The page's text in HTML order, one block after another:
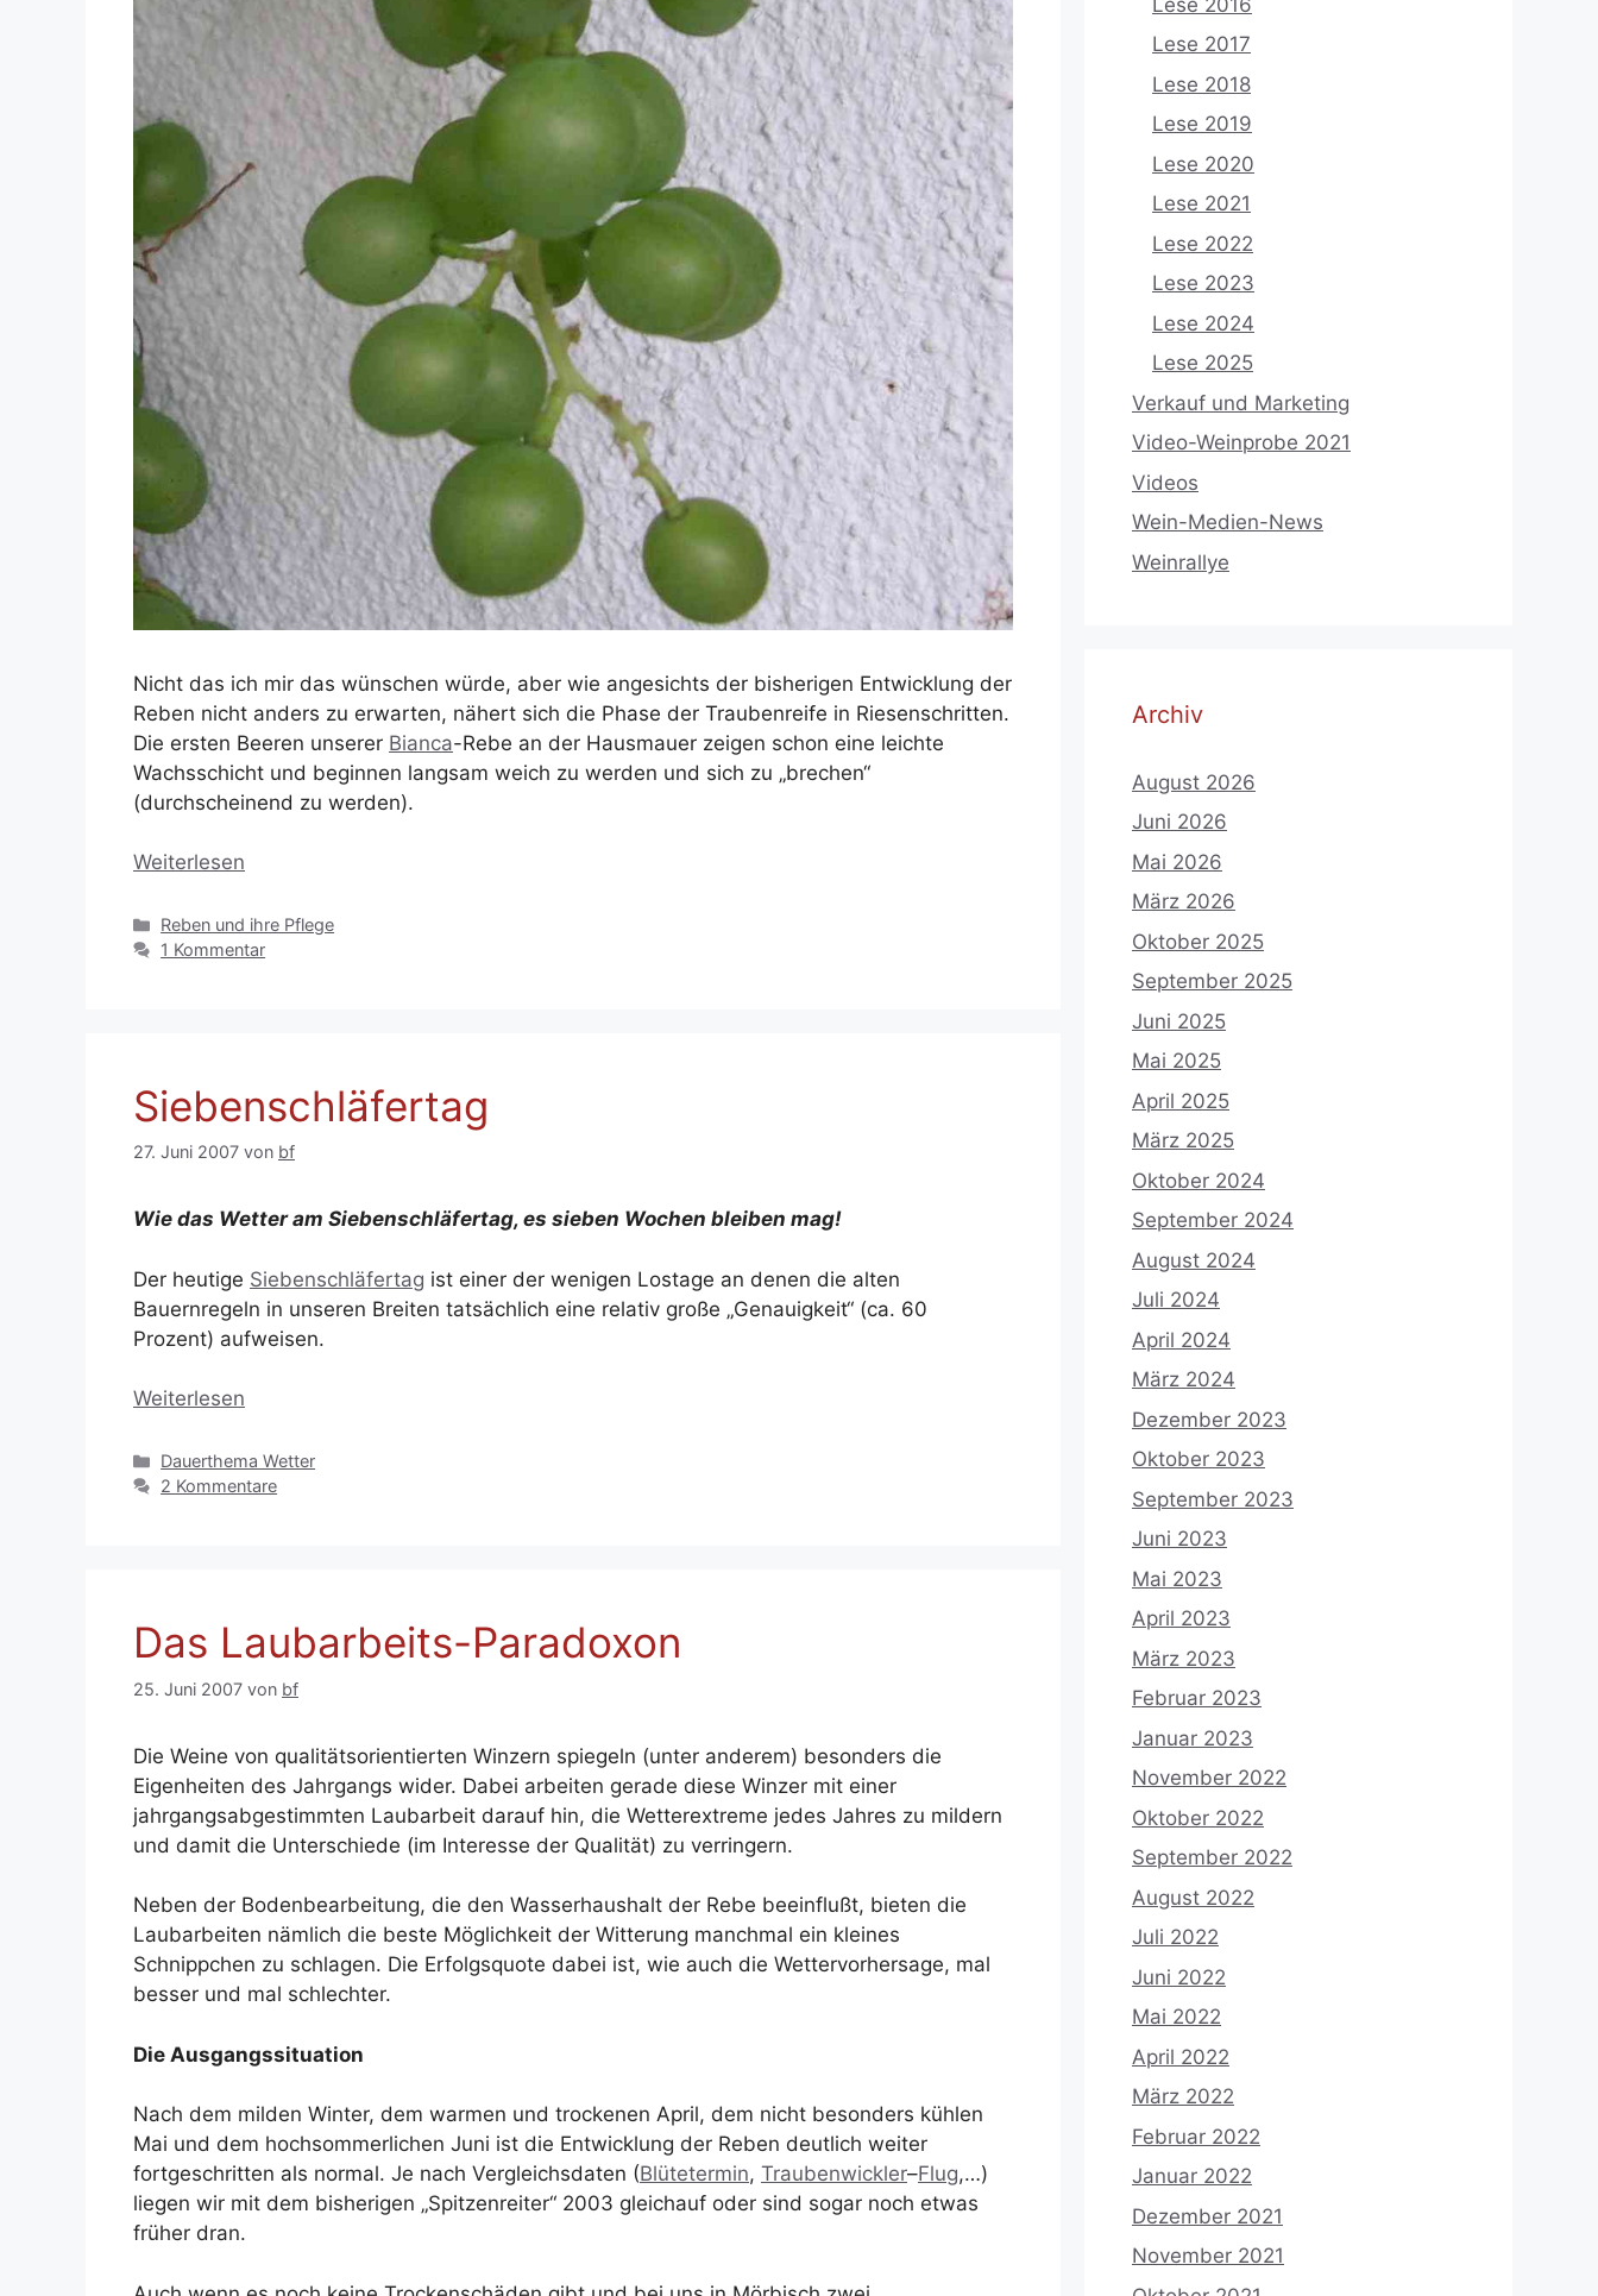
Nicht das ich mir das wünschen würde, aber wie angesichts der bisherigen Entwicklung der
Reben nicht anders zu erwarten, nähert sich die Phase der Traubenreife in Riesenschritten.
Die ersten Beeren unserer Bianca-Rebe an der Hausmauer zeigen schon eine leichte
Wachsschicht und beginnen langsam weich zu werden und sich zu „brechen“
(durchscheinend zu werden).
Weiterlesen
Kategorien
Reben und ihre Pflege
1 Kommentar
Siebenschläfertag
27. Juni 2007 von bf
Wie das Wetter am Siebenschläfertag, es sieben Wochen bleiben mag!
Der heutige Siebenschläfertag ist einer der wenigen Lostage an denen die alten
Bauernregeln in unseren Breiten tatsächlich eine relativ große „Genauigkeit“ (ca. 60
Prozent) aufweisen.
Weiterlesen
Kategorien
Dauerthema Wetter
2 Kommentare
Das Laubarbeits-Paradoxon
25. Juni 2007 von bf
Die Weine von qualitätsorientierten Winzern spiegeln (unter anderem) besonders die
Eigenheiten des Jahrgangs wider. Dabei arbeiten gerade diese Winzer mit einer
jahrgangsabgestimmten Laubarbeit darauf hin, die Wetterextreme jedes Jahres zu mildern
und damit die Unterschiede (im Interesse der Qualität) zu verringern.
Neben der Bodenbearbeitung, die den Wasserhaushalt der Rebe beeinflußt, bieten die
Laubarbeiten nämlich die beste Möglichkeit der Witterung manchmal ein kleines
Schnippchen zu schlagen. Die Erfolgsquote dabei ist, wie auch die Wettervorhersage, mal
besser und mal schlechter.
Die Ausgangssituation
Nach dem milden Winter, dem warmen und trockenen April, dem nicht besonders kühlen
Mai und dem hochsommerlichen Juni ist die Entwicklung der Reben deutlich weiter
fortgeschritten als normal. Je nach Vergleichsdaten (Blütetermin, Traubenwickler–Flug,…)
liegen wir mit dem bisherigen „Spitzenreiter“ 2003 gleichauf oder sind sogar noch etwas
früher dran.
Lese 2017
Lese 2018
Lese 2019
Lese 2020
Lese 2021
Lese 2022
Lese 2023
Lese 2024
Lese 2025
Verkauf und Marketing
Video-Weinprobe 2021
Videos
Wein-Medien-News
Weinrallye
Archiv
August 2026
Juni 2026
Mai 2026
März 2026
Oktober 2025
September 2025
Juni 2025
Mai 2025
April 2025
März 2025
Oktober 2024
September 2024
August 2024
Juli 2024
April 2024
März 2024
Dezember 2023
Oktober 2023
September 2023
Juni 2023
Mai 2023
April 2023
März 2023
Februar 2023
Januar 2023
November 2022
Oktober 2022
September 2022
August 2022
Juli 2022
Juni 2022
Mai 2022
April 2022
März 2022
Februar 2022
Januar 2022
Dezember 2021
November 2021